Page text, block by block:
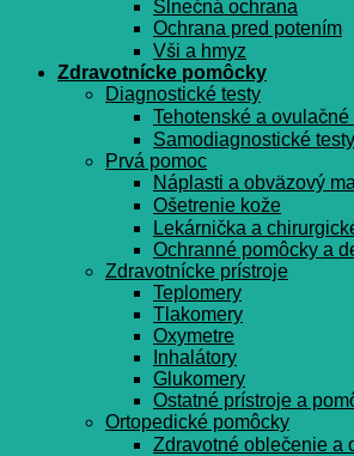
Slnečná ochrana
Ochrana pred potením
Vši a hmyz
Zdravotnícke pomôcky
Diagnostické testy
Tehotenské a ovulačné
Samodiagnostické
Prvá pomoc
Náplasti a obväzový
Ošetrenie kože
Lekárnička a
Ochranné pomôcky a
Zdravotnícke prístroje
Teplomery
Tlakomery
Oxymetre
Inhalátory
Glukomery
Ostatné prístroje a
Ortopedické pomôcky
Zdravotné oblečenie a